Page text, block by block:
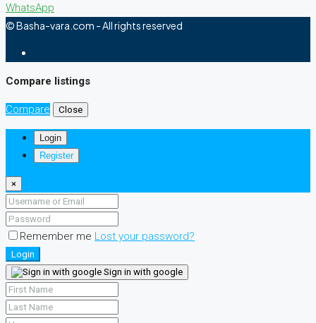
WhatsApp
© Basha-vara.com - All rights reserved
Compare listings
Compare Close
Login
Register
×
Remember me Lost your password?
Login
Sign in with google